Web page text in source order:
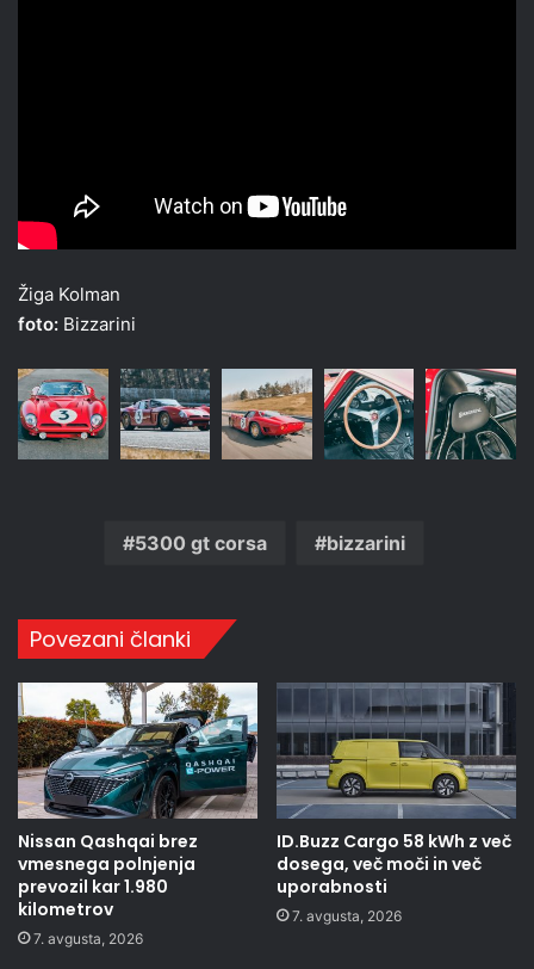
Žiga Kolman
foto: Bizzarini
5300 gt corsa bizzarini
Povezani članki
Nissan Qashqai brez
vmesnega polnjenja
prevozil kar 1.980
kilometrov
7. avgusta, 2026
ID.Buzz Cargo 58 kWh z več
dosega, več moči in več
uporabnosti
7. avgusta, 2026